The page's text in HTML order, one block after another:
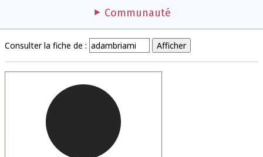
Communauté
Consulter la fiche de :